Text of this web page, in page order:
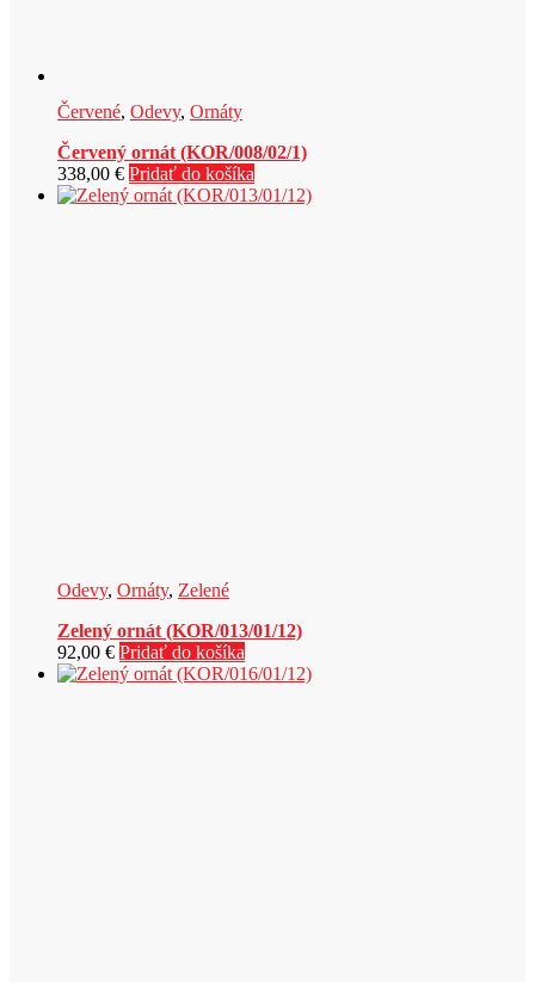
Červené, Odevy, Ornáty
Červený ornát (KOR/008/02/1)
338,00 € Pridať do košíka
Odevy, Ornáty, Zelené
Zelený ornát (KOR/013/01/12)
92,00 € Pridať do košíka